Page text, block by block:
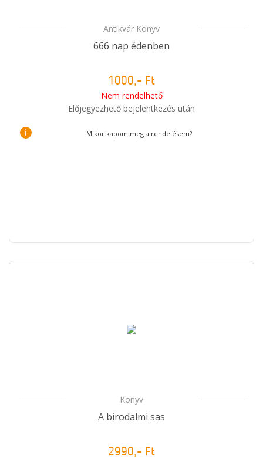
Antikvár Könyv
666 nap édenben
1000,- Ft
Nem rendelhető
Előjegyezhető bejelentkezés után
i Mikor kapom meg a rendelésem?
Könyv
A birodalmi sas
2990,- Ft